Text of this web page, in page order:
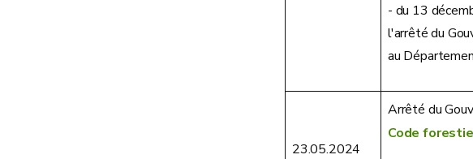
- du 13
l'arrêté du
au
23.05.2024
Arrêté du
Code